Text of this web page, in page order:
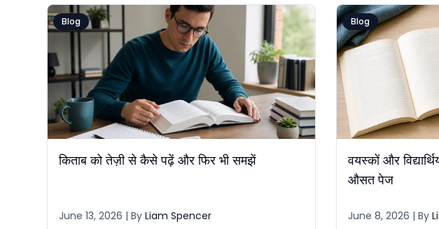
Blog
किताब को तेज़ी से कैसे पढ़ें और फिर भी समझें
June 13, 2026 | By Liam Spencer
Blog
वयस्कों और
औसत पेज
June 8, 2026 | By